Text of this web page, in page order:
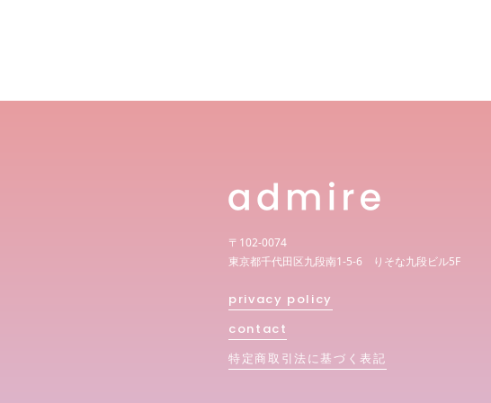
〒102-0074
東京都千代田区九段南1-5-6 りそな九段ビル5F
privacy policy
contact
特定商取引法に基づく表記